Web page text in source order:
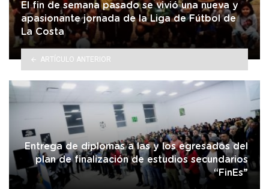
El fin de semana pasado se vivió una nueva y
apasionante jornada de la Liga de Fútbol de
La Costa
ARTÍCULO ANTERIOR
Entrega de diplomas a las y los egresados del
plan de finalización de estudios secundarios
“FinEs”